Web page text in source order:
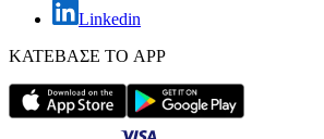
Linkedin
ΚΑΤΕΒΑΣΕ ΤΟ APP